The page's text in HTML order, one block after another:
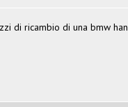
di ricambio di una bmw